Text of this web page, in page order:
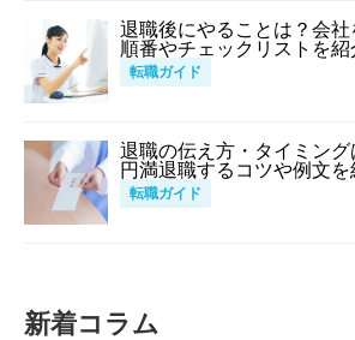
退職後にやることは？会
順番やチェックリストを紹
転職ガイド
退職の伝え方・タイミン
円満退職するコツや例文を
転職ガイド
新着コラム